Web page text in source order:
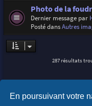
En poursuivant votre
Photo de la
Dernier message par
Posté dansAutres
287 résultats